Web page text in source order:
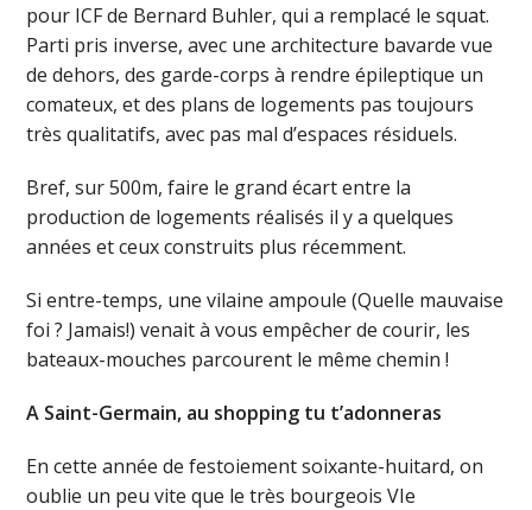
pour ICF de Bernard Buhler, qui a remplacé le squat.
Parti pris inverse, avec une architecture bavarde vue
de dehors, des garde-corps à rendre épileptique un
comateux, et des plans de logements pas toujours
très qualitatifs, avec pas mal d’espaces résiduels.
Bref, sur 500m, faire le grand écart entre la
production de logements réalisés il y a quelques
années et ceux construits plus récemment.
Si entre-temps, une vilaine ampoule (Quelle mauvaise
foi ? Jamais!) venait à vous empêcher de courir, les
bateaux-mouches parcourent le même chemin !
A Saint-Germain, au shopping tu t’adonneras
En cette année de festoiement soixante-huitard, on
oublie un peu vite que le très bourgeois VIe